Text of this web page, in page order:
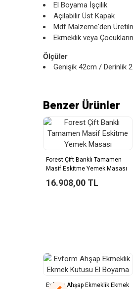
El Boyama İşçilik
Açılabilir Üst Kapak
Mdf Malzeme'den
Ekmeklik veya
Ölçüler
Genişik 42cm / Derinlik
Benzer Ürünler
Forest Çift Banklı Tamamen
Masif Eskitme Yemek Masası
16.908,00 TL
Evform Ahşap Ekmeklik Ekmek